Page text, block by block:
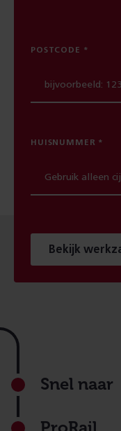
POSTCODE
HUISNUMMER
Bekijk
Footer
Snel naar
ProRail